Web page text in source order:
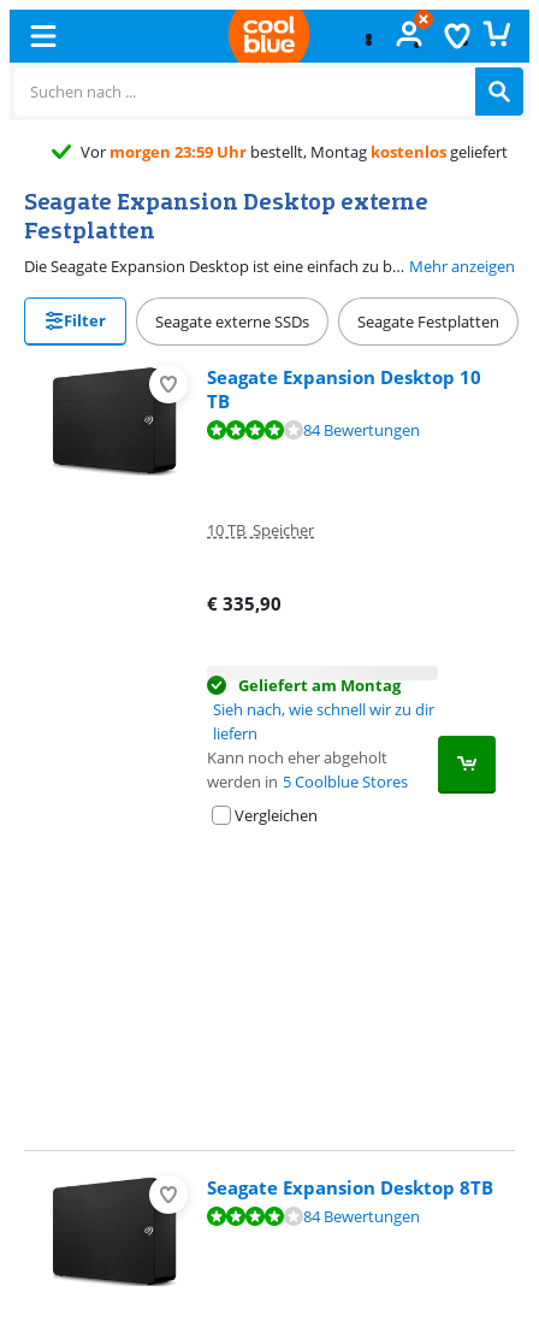
Montagkostenlosgeliefert
Seagate Expansion Desktop externe
Festplatten
Die Seagate Expansion Desktop ist eine einfach zu bedienende externe 3,5-Zoll-Festplatte. Dank der USB 3.0-Verbindung kannst du deine Dateien auch blitzschnell von und zur Seagate Expansion Desktop lesen und schreiben. Mehr anzeigen
Filter Seagate externe SSDs Seagate Festplatten
Seagate Expansion Desktop 10
TB
Bewertet mit 8,3 von 10, basierend auf 84 Bewertungen.
84 Bewertungen
10 TB Speicher
€ 335,90
Geliefert am Montag
Sieh nach, wie schnell wir zu dir
liefern
Kann noch eher abgeholt
werden in 5 Coolblue Stores
Vergleichen
Seagate Expansion Desktop 8TB
Bewertet mit 8,3 von 10, basierend auf 84 Bewertungen.
84 Bewertungen